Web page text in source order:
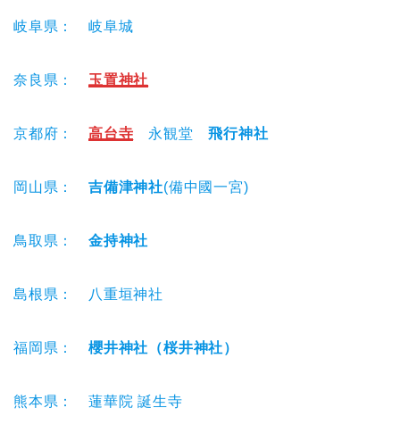
岐阜県： 岐阜城
奈良県： 玉置神社
京都府： 高台寺 永観堂飛行神社
岡山県： 吉備津神社(備中國一宮)
鳥取県： 金持神社
島根県： 八重垣神社
福岡県： 櫻井神社（桜井神社）
熊本県： 蓮華院 誕生寺